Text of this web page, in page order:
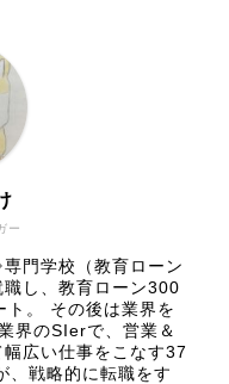
ー
門学校（教育ローン
し、教育ローン300
ト。 その後は業界を
界のSIerで、営業＆
広い仕事をこなす37
、戦略的に転職をす